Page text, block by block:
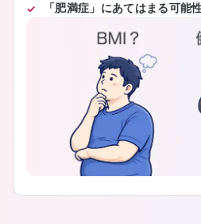
「肥満症」にあてはまる可能